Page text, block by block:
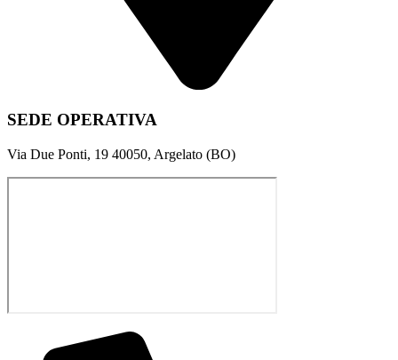
SEDE OPERATIVA
Via Due Ponti, 19 40050, Argelato (BO)